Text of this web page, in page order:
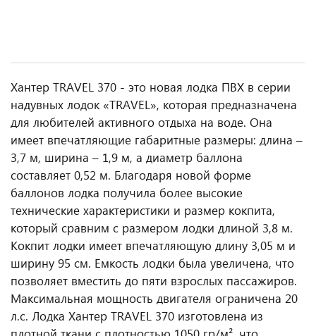
Хантер TRAVEL 370 - это новая лодка ПВХ в серии
надувных лодок «TRAVEL», которая предназначена
для любителей активного отдыха на воде. Она
имеет впечатляющие габаритные размеры: длина –
3,7 м, ширина – 1,9 м, а диаметр баллона
составляет 0,52 м. Благодаря новой форме
баллонов лодка получила более высокие
технические характеристики и размер кокпита,
который сравним с размером лодки длиной 3,8 м.
Кокпит лодки имеет впечатляющую длину 3,05 м и
ширину 95 см. Емкость лодки была увеличена, что
позволяет вместить до пяти взрослых пассажиров.
Максимальная мощность двигателя ограничена 20
л.с. Лодка Хантер TRAVEL 370 изготовлена из